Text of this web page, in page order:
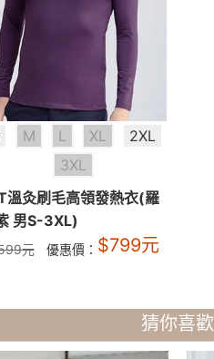
M L XL
2XL
3XL
溫灸刷毛高領發熱衣(羅
男S-3XL)
元 優惠價： $799元
猜你喜歡